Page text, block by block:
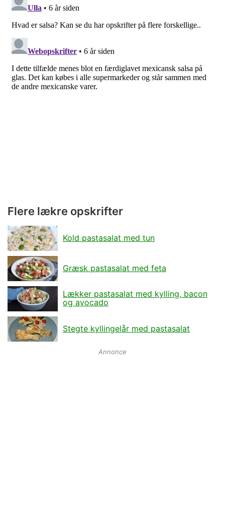
Flere lækre opskrifter
Kold pastasalat med tun
Græsk pastasalat med feta
Lækker pastasalat med kylling, bacon
og avocado
Stegte kyllingelår med pastasalat
Annonce